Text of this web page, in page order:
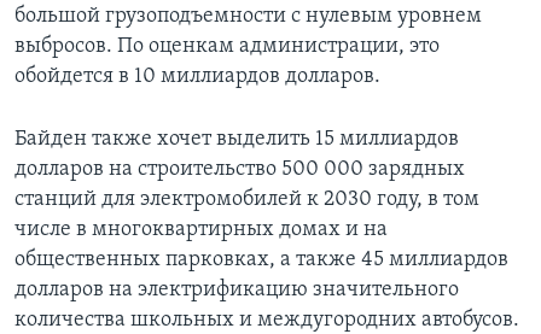
большой грузоподъемности с нулевым уровнем
выбросов. По оценкам администрации, это
обойдется в 10 миллиардов долларов.
Байден также хочет выделить 15 миллиардов
долларов на строительство 500 000 зарядных
станций для электромобилей к 2030 году, в том
числе в многоквартирных домах и на
общественных парковках, а также 45 миллиардов
долларов на электрификацию значительного
количества школьных и междугородних автобусов.